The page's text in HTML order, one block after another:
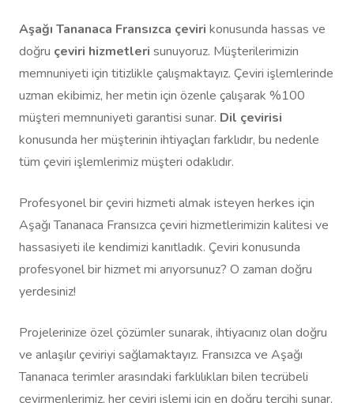
Aşağı Tananaca Fransızca çeviri konusunda hassas ve
doğru çeviri hizmetleri sunuyoruz. Müşterilerimizin
memnuniyeti için titizlikle çalışmaktayız. Çeviri işlemlerinde
uzman ekibimiz, her metin için özenle çalışarak %100
müşteri memnuniyeti garantisi sunar. Dil çevirisi
konusunda her müşterinin ihtiyaçları farklıdır, bu nedenle
tüm çeviri işlemlerimiz müşteri odaklıdır.
Profesyonel bir çeviri hizmeti almak isteyen herkes için
Aşağı Tananaca Fransızca çeviri hizmetlerimizin kalitesi ve
hassasiyeti ile kendimizi kanıtladık. Çeviri konusunda
profesyonel bir hizmet mi arıyorsunuz? O zaman doğru
yerdesiniz!
Projelerinize özel çözümler sunarak, ihtiyacınız olan doğru
ve anlaşılır çeviriyi sağlamaktayız. Fransızca ve Aşağı
Tananaca terimler arasındaki farklılıkları bilen tecrübeli
çevirmenlerimiz, her çeviri işlemi için en doğru tercihi sunar.